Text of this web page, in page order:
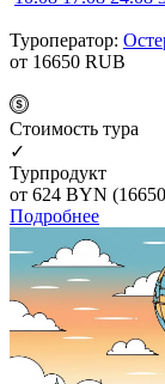
Туроператор:
от 16650 RUB
Cтоимость тура
✓
Турпродукт
от 624 BYN
Подробнее